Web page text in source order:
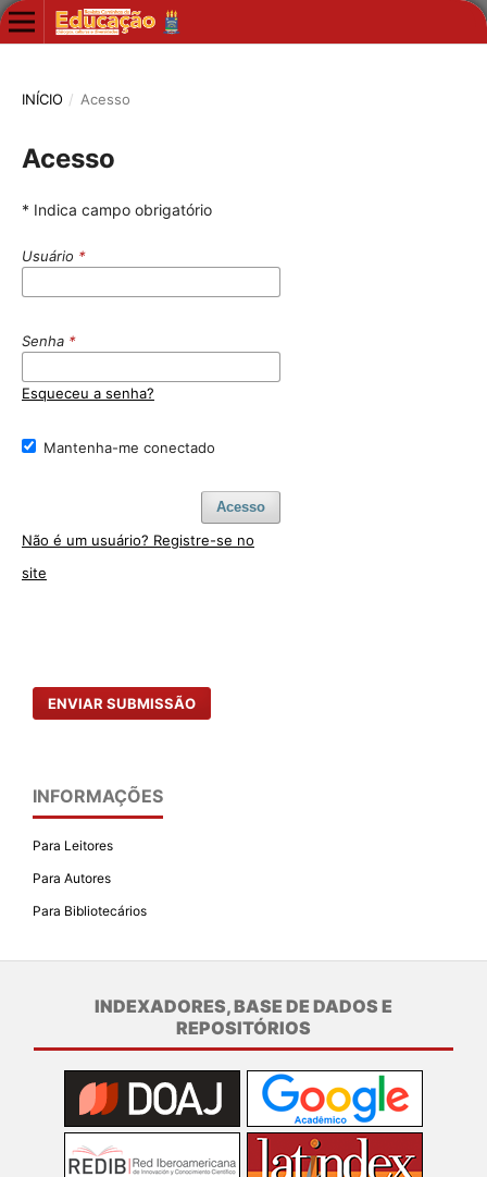
INÍCIO / Acesso
Acesso
* Indica campo obrigatório
Usuário *
Senha *
Esqueceu a senha?
Mantenha-me conectado
Acesso
Não é um usuário? Registre-se no
site
ENVIAR SUBMISSÃO
INFORMAÇÕES
Para Leitores
Para Autores
Para Bibliotecários
INDEXADORES, BASE DE DADOS E
REPOSITÓRIOS